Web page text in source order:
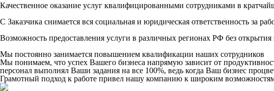
Качественное оказание услуг квалифицированными сотрудниками в
С Заказчика снимается вся социальная и юридическая ответственность за
Возможность предоставления услуги в различных регионах РФ без открытия
Мы постоянно занимается повышением квалификации наших сотрудников
Мы понимаем, что успех Вашего бизнеса напрямую зависит от
персонал выполнял Ваши задания на все 100%, ведь когда Ваш бизнес
Грамотный подход к работе привел нашу компанию к широким